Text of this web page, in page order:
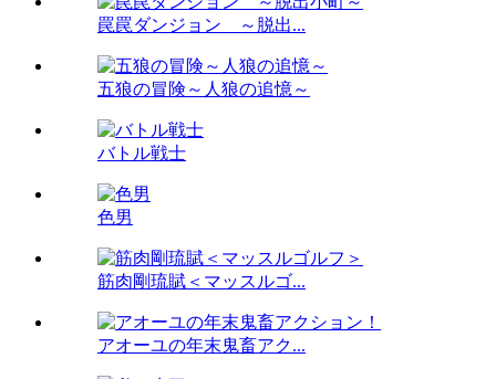
罠罠ダンジョン ～脱出...
五狼の冒険～人狼の追憶～
バトル戦士
色男
筋肉剛琉賦＜マッスルゴ...
アオーユの年末鬼畜アク...